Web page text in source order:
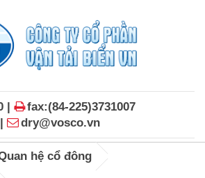
|
fax:(84-225)3731007
dry@vosco.vn
hệ cổ đông